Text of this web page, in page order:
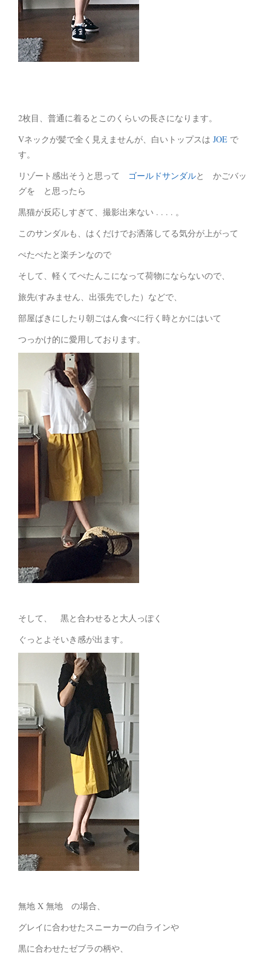
2枚目、普通に着るとこのくらいの長さになります。
Vネックが髪で全く見えませんが、白いトップスは JOE で
す。
リゾート感出そうと思って ゴールドサンダルと かごバッ
グを と思ったら
黒猫が反応しすぎて、撮影出来ない . . . . 。
このサンダルも、はくだけでお洒落してる気分が上がって
ぺたぺたと楽チンなので
そして、軽くてぺたんこになって荷物にならないので、
旅先(すみません、出張先でした）などで、
部屋ばきにしたり朝ごはん食べに行く時とかにはいて
つっかけ的に愛用しております。
そして、 黒と合わせると大人っぽく
ぐっとよそいき感が出ます。
無地 X 無地 の場合、
グレイに合わせたスニーカーの白ラインや
黒に合わせたゼブラの柄や、